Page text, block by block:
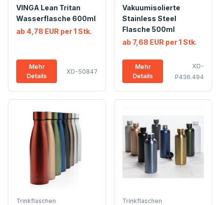
VINGA Lean Tritan
Wasserflasche 600ml
ab 4,78 EUR per 1 Stk.
Mehr
Details
XD-50847
Vakuumisolierte
Stainless Steel
Flasche 500ml
ab 7,68 EUR per 1 Stk.
Mehr
Details
XD-
P436.494
Trinkflaschen Trinkflaschen